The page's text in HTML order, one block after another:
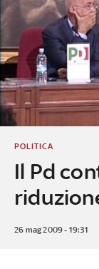
Il Pd
POLITICA
26 mag 2009 - 19:31